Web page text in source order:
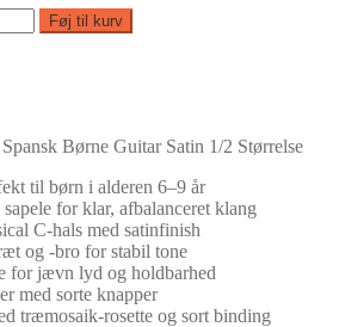
Føj til kurv
Børne Guitar Satin 1/2 Størrelse
til børn i alderen 6–9 år
for klar, afbalanceret klang
C-hals med satinfinish
og -bro for stabil tone
for jævn lyd og holdbarhed
med sorte knapper
træmosaik-rosette og sort binding